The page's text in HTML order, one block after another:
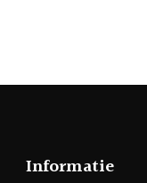
Informatie